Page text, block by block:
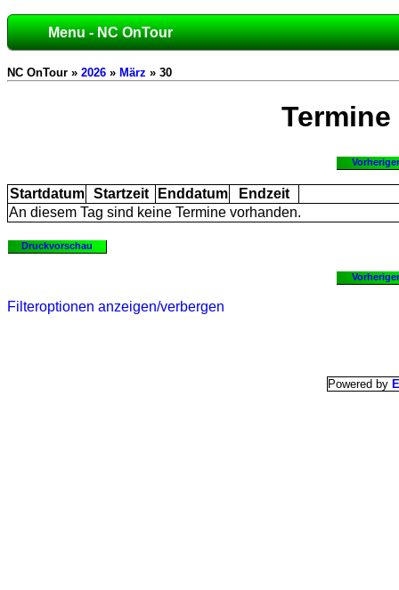
Menu - NC OnTour
NC OnTour » 2026 » März » 30
Termine
Startdatum Startzeit Enddatum
Endzeit
An diesem Tag sind keine Termine vorhanden.
Druckvorschau
Filteroptionen anzeigen/verbergen
Powered by